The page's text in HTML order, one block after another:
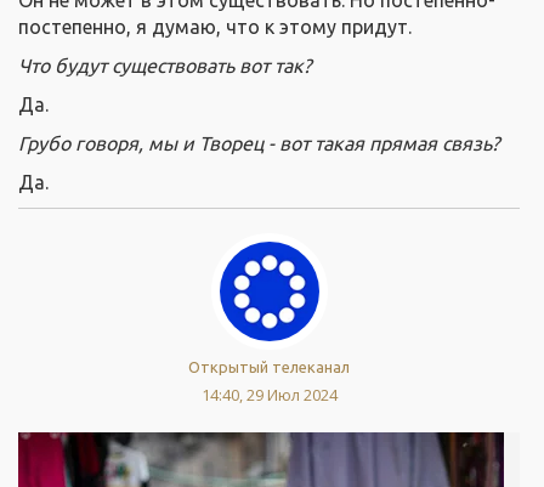
постепенно, я думаю, что к этому придут.
Что будут существовать вот так?
Да.
Грубо говоря, мы и Творец - вот такая прямая связь?
Да.
Открытый телеканал
14:40, 29 Июл 2024